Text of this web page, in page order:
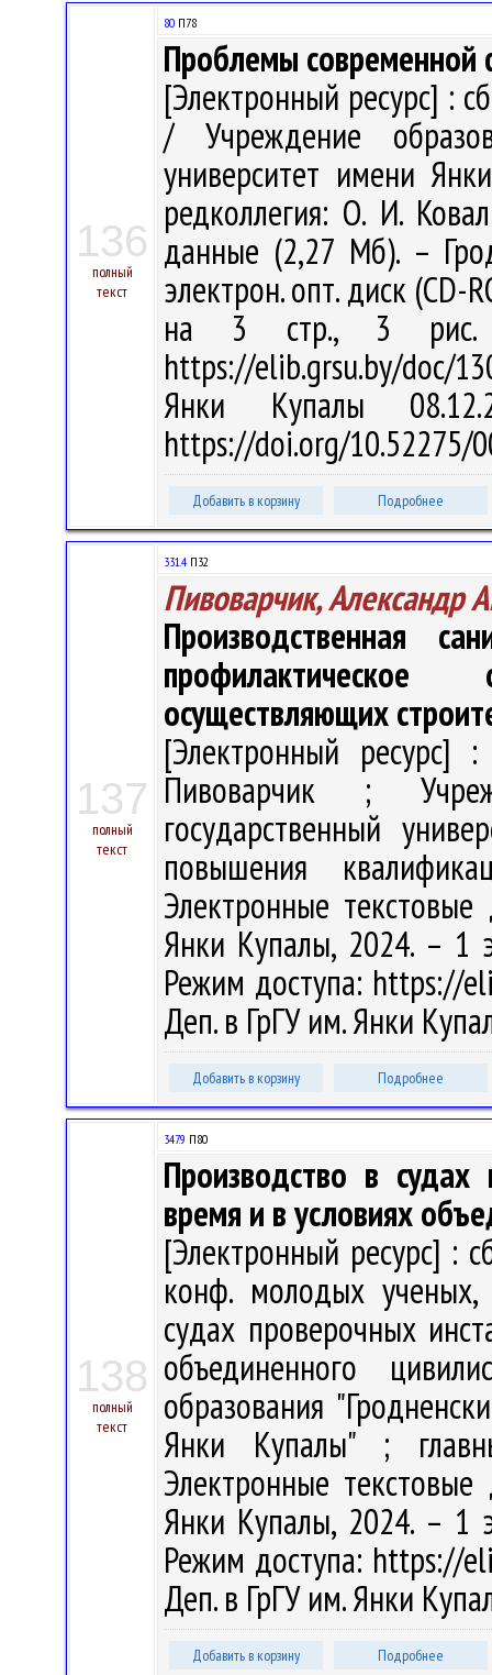
136
полный
текст
80 П78
Проблемы современной
[Электронный ресурс] :
/ Учреждение
университет имени
редколлегия: О. И.
данные (2,27 Мб). –
электрон. опт. диск (CD-
на 3 стр., 3 рис.
https://elib.grsu.by/doc/
Янки Купалы
https://doi.org/10.52275/
Добавить в корзину Подробнее
137
полный
текст
331.4 П32
Пивоварчик, Александр
Производственная
осуществляющих
[Электронный
Пивоварчик ;
государственный
повышения
Электронные
Янки Купалы, 2024. – 1
Режим доступа: https://
Деп. в ГрГУ им. Янки
Добавить в корзину Подробнее
138
полный
текст
347.9 П80
Производство в
время и в условиях
[Электронный ресурс] :
конф. молодых ученых,
судах проверочных
объединенного
образования
Янки Купалы" ;
Электронные
Янки Купалы, 2024. – 1
Режим доступа: https://
Деп. в ГрГУ им. Янки
Добавить в корзину Подробнее